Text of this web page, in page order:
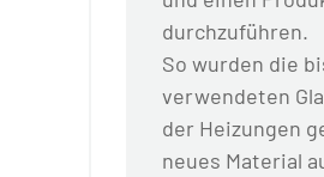
durchzuführen.
So wurden die
verwendeten
der Heizungen
neues Material